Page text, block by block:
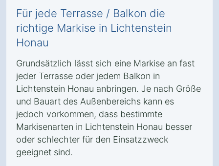
Für jede Terrasse / Balkon die
richtige Markise in Lichtenstein
Honau
Grundsätzlich lässt sich eine Markise an fast
jeder Terrasse oder jedem Balkon in
Lichtenstein Honau anbringen. Je nach Größe
und Bauart des Außenbereichs kann es
jedoch vorkommen, dass bestimmte
Markisenarten in Lichtenstein Honau besser
oder schlechter für den Einsatzzweck
geeignet sind.